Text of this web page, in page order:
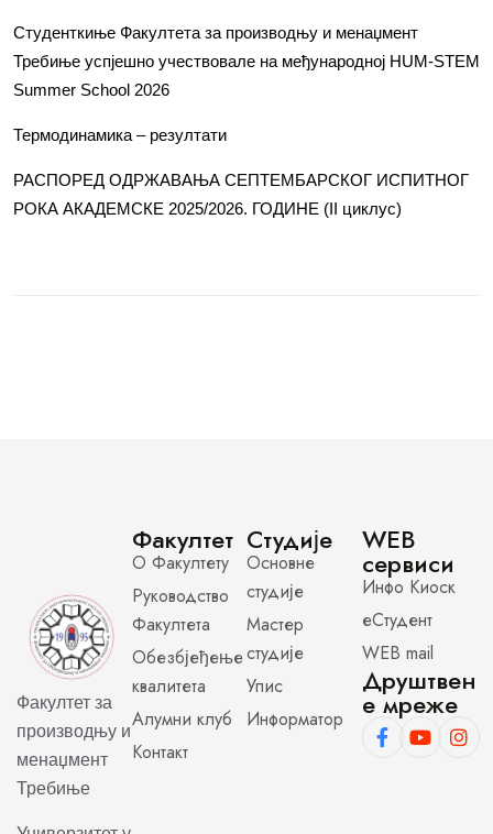
Студенткиње Факултета за производњу и менаџмент
Требиње успјешно учествовале на међународној HUM-STEM
Summer School 2026
Термодинамика – резултати
РАСПОРЕД ОДРЖАВАЊА СЕПТЕМБАРСКОГ ИСПИТНОГ
РОКА АКАДЕМСКЕ 2025/2026. ГОДИНЕ (II циклус)
Факултет за
производњу и
менаџмент
Требиње
Факултет
О Факултету
Руководство
Факултета
Обезбјеђење
квалитета
Алумни клуб
Контакт
Студије
Основне
студије
Мастер
студије
Упис
Информатор
WEB
сервиси
Инфо Киоск
еСтудент
WEB mail
Друштвен
е мреже